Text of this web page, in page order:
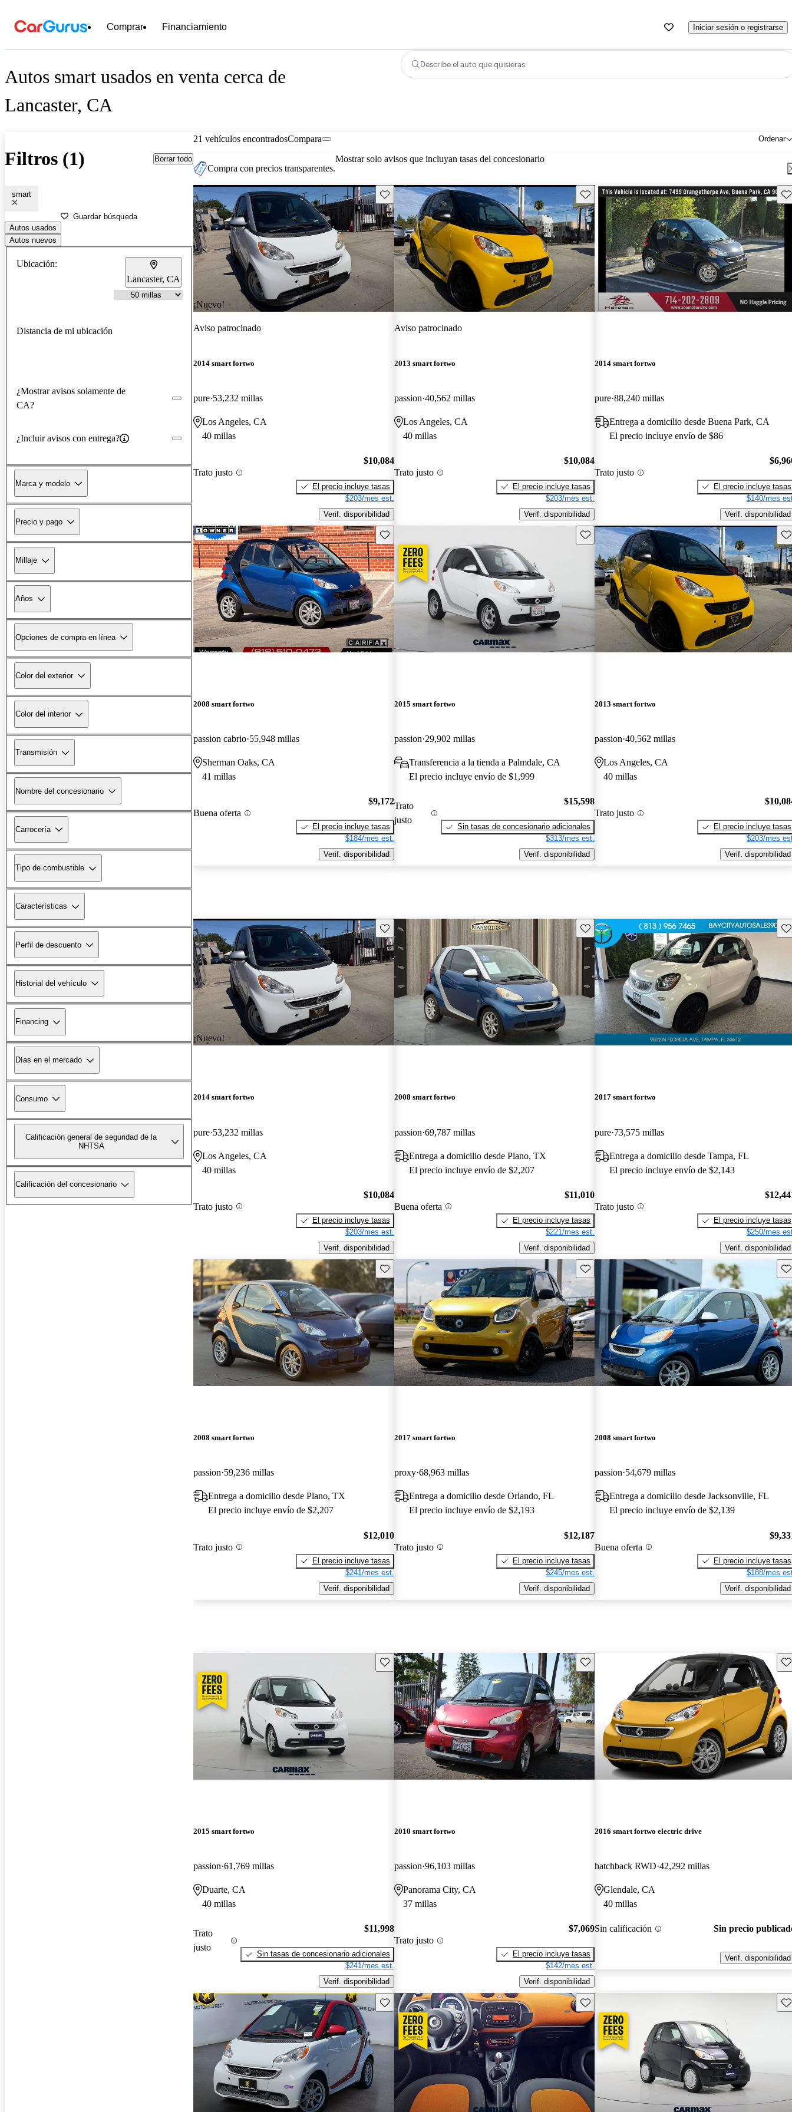
Comprar Financiamiento Iniciar sesión o registrarse
Autos smart usados en venta cerca de
Lancaster, CA
Describe el auto que quisieras
Filtros (1) Borrar todo
smart
Guardar búsqueda
Autos usados
Autos nuevos
Ubicación:
Lancaster, CA
Distancia de mi ubicación
¿Mostrar avisos solamente de
CA?
¿Incluir avisos con entrega?
Marca y modelo
Precio y pago
Millaje
Años
Opciones de compra en línea
Color del exterior
Color del interior
Transmisión
Nombre del concesionario
Carrocería
Tipo de combustible
Características
Perfil de descuento
Historial del vehículo
Financing
Días en el mercado
Consumo
Calificación general de seguridad de la
NHTSA
Calificación del concesionario
21 vehículos encontrados Ordenar
Compara
Compra con precios transparentes.
Mostrar solo avisos que incluyan tasas del concesionario
¡Nuevo!
Guarda este Aviso
Aviso patrocinado
2014 smart fortwo
pure 53,232 millas
Los Angeles, CA
40 millas
Trato justo
$10,084
El precio incluye tasas
$203/mes est.
Verif. disponibilidad
Guarda este Aviso
Aviso patrocinado
2013 smart fortwo
passion 40,562 millas
Los Angeles, CA
40 millas
Trato justo
$10,084
El precio incluye tasas
$203/mes est.
Verif. disponibilidad
2014 smart fortwo
pure 88,240 millas
Entrega a domicilio desde Buena Park, CA
El precio incluye envío de $86
Trato justo
El precio incluye tasas
$140/mes
Verif. disponibilidad
Guarda este Aviso
2008 smart fortwo
passion cabrio 55,948 millas
Sherman Oaks, CA
41 millas
Buena oferta
$9,172
El precio incluye tasas
$184/mes est.
Verif. disponibilidad
Guarda este Aviso
2015 smart fortwo
passion 29,902 millas
Transferencia a la tienda a Palmdale, CA
El precio incluye envío de $1,999
Trato
justo
$15,598
Sin tasas de concesionario adicionales
$313/mes est.
Verif. disponibilidad
2013 smart fortwo
passion 40,562 millas
Los Angeles, CA
40 millas
Trato justo
El precio incluye tasas
$203/mes
Verif. disponibilidad
¡Nuevo!
Guarda este Aviso
2014 smart fortwo
pure 53,232 millas
Los Angeles, CA
40 millas
Trato justo
$10,084
El precio incluye tasas
$203/mes est.
Verif. disponibilidad
Guarda este Aviso
2008 smart fortwo
passion 69,787 millas
Entrega a domicilio desde Plano, TX
El precio incluye envío de $2,207
Buena oferta
$11,010
El precio incluye tasas
$221/mes est.
Verif. disponibilidad
2017 smart fortwo
pure 73,575 millas
Entrega a domicilio desde Tampa, FL
El precio incluye envío de $2,143
Trato justo
El precio incluye tasas
$250/mes
Verif. disponibilidad
Guarda este Aviso
2008 smart fortwo
passion 59,236 millas
Entrega a domicilio desde Plano, TX
El precio incluye envío de $2,207
Trato justo
$12,010
El precio incluye tasas
$241/mes est.
Verif. disponibilidad
Guarda este Aviso
2017 smart fortwo
proxy 68,963 millas
Entrega a domicilio desde Orlando, FL
El precio incluye envío de $2,193
Trato justo
$12,187
El precio incluye tasas
$245/mes est.
Verif. disponibilidad
2008 smart fortwo
passion 54,679 millas
Entrega a domicilio desde Jacksonville, FL
El precio incluye envío de $2,139
Buena oferta
El precio incluye tasas
$188/mes
Verif. disponibilidad
Guarda este Aviso
2015 smart fortwo
passion 61,769 millas
Duarte, CA
40 millas
Trato
justo
$11,998
Sin tasas de concesionario adicionales
$241/mes est.
Verif. disponibilidad
Guarda este Aviso
2010 smart fortwo
passion 96,103 millas
Panorama City, CA
37 millas
Trato justo
$7,069
El precio incluye tasas
$142/mes est.
Verif. disponibilidad
2016 smart fortwo electric drive
hatchback RWD 42,292 millas
Glendale, CA
40 millas
Sin calificación Sin precio
Verif. disponibilidad
Guarda este Aviso Guarda este Aviso